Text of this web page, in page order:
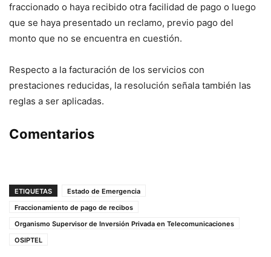
fraccionado o haya recibido otra facilidad de pago o luego
que se haya presentado un reclamo, previo pago del
monto que no se encuentra en cuestión.
Respecto a la facturación de los servicios con
prestaciones reducidas, la resolución señala también las
reglas a ser aplicadas.
Comentarios
ETIQUETAS
Estado de Emergencia
Fraccionamiento de pago de recibos
Organismo Supervisor de Inversión Privada en Telecomunicaciones
OSIPTEL